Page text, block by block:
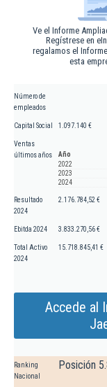
Ve el Informe
Regístrese en
regalamos el
esta
Número de
empleados
Capital Social 1.097.140 €
Ventas
últimos años
Año
2022
2023
2024
Resultado
2024
2.176.784,52 €
Ebitda 2024 3.833.270,56 €
Total Activo
2024
15.718.845,41 €
Accede al
Ranking
Nacional
Posición